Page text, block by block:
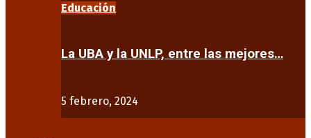
Educación
La UBA y la UNLP, entre las mejores…
5 febrero, 2024